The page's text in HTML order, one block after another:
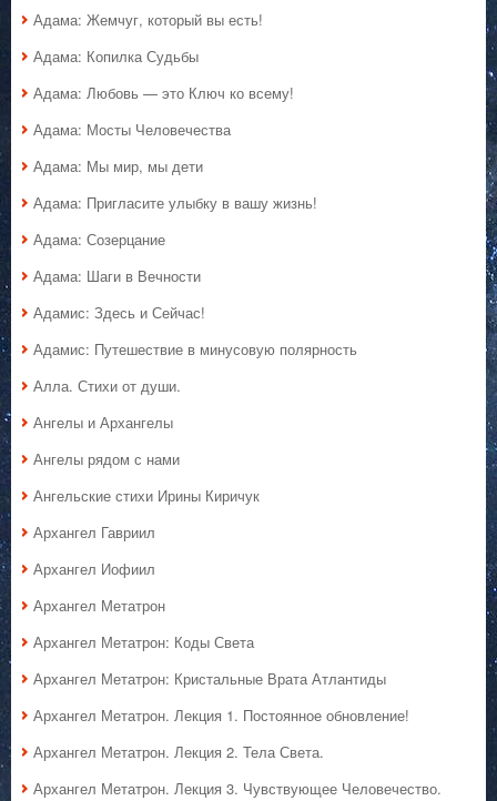
Адама: Жемчуг, который вы есть!
Адама: Копилка Судьбы
Адама: Любовь — это Ключ ко всему!
Адама: Мосты Человечества
Адама: Мы мир, мы дети
Адама: Пригласите улыбку в вашу жизнь!
Адама: Созерцание
Адама: Шаги в Вечности
Адамис: Здесь и Сейчас!
Адамис: Путешествие в минусовую полярность
Алла. Стихи от души.
Ангелы и Архангелы
Ангелы рядом с нами
Ангельские стихи Ирины Киричук
Архангел Гавриил
Архангел Иофиил
Архангел Метатрон
Архангел Метатрон: Коды Света
Архангел Метатрон: Кристальные Врата Атлантиды
Архангел Метатрон. Лекция 1. Постоянное обновление!
Архангел Метатрон. Лекция 2. Тела Света.
Архангел Метатрон. Лекция 3. Чувствующее Человечество.